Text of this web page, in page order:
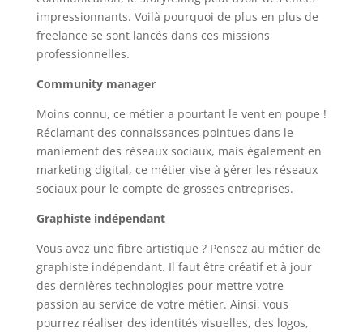
impressionnants. Voilà pourquoi de plus en plus de
freelance se sont lancés dans ces missions
professionnelles.
Community manager
Moins connu, ce métier a pourtant le vent en poupe !
Réclamant des connaissances pointues dans le
maniement des réseaux sociaux, mais également en
marketing digital, ce métier vise à gérer les réseaux
sociaux pour le compte de grosses entreprises.
Graphiste indépendant
Vous avez une fibre artistique ? Pensez au métier de
graphiste indépendant. Il faut être créatif et à jour
des dernières technologies pour mettre votre
passion au service de votre métier. Ainsi, vous
pourrez réaliser des identités visuelles, des logos,